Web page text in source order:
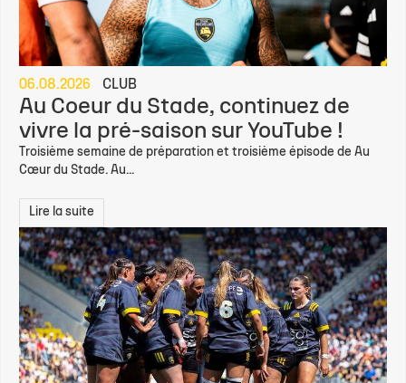
06.08.2026 CLUB
Au Coeur du Stade, continuez de
vivre la pré-saison sur YouTube !
Troisième semaine de préparation et troisième épisode de Au
Cœur du Stade. Au...
Lire la suite